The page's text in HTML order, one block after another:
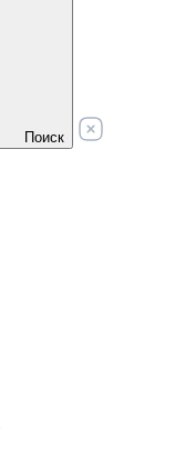
Поиск